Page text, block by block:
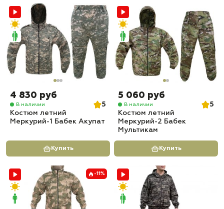
4 830 руб
В наличии
5
Костюм летний
Меркурий-1 Бабек Акупат
Купить
5 060 руб
В наличии
5
Костюм летний
Меркурий-2 Бабек
Мультикам
Купить
-11%